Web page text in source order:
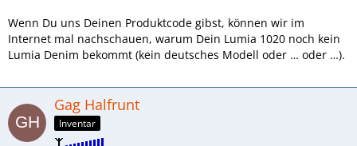
Wenn Du uns Deinen Produktcode gibst, können wir im
Internet mal nachschauen, warum Dein Lumia 1020 noch kein
Lumia Denim bekommt (kein deutsches Modell oder … oder …).
Gag Halfrunt
Inventar